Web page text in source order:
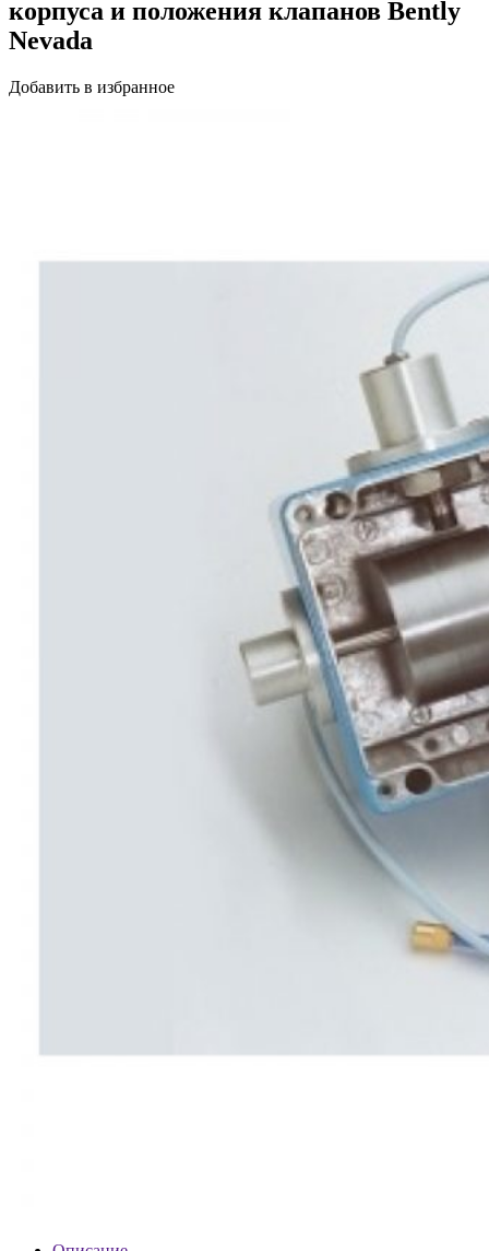
корпуса и положения клапанов Bently
Nevada
Добавить в избранное